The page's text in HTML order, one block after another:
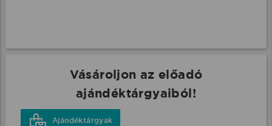
Vásároljon az előadó
ajándéktárgyaiból!
Ajándéktárgyak